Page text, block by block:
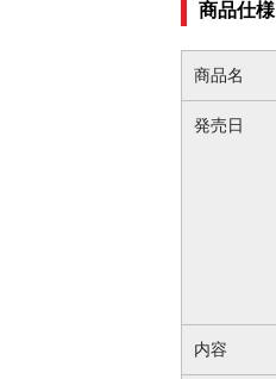
商品仕様
商品名
発売日
内容